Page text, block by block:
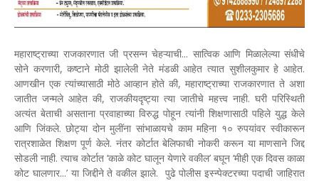
महाराष्ट्राच्या राजकारणात जी प्रसन्न चेहऱ्याची... सात्विक आणि मिळालेल्या संधीचे
सोने करणारी, कष्टाने मोठी झालेली नेते मंडळी आहेत त्यात सुशीलकुमार हे आहेत.
आणखीन एक त्यांच्यासाठी मोठे आव्हान होते की, महाराष्ट्राच्या राजकारणात ते अशा
जातीत जन्मले आहेत की, राजकीयदृष्ट्या त्या जातीचे महत्त्व नाही. घरी परिस्थिती
अत्यंत बेताची असताना प्रवाहाच्या विरुद्ध पोहून त्यांनी शिक्षणासाठी पहिले युद्ध केले
आणि जिंकले. छोट्या दोन मुलींना सांभाळायचे काम महिना १० रुपयांवर स्वीकारून
रात्रशाळेत शिक्षण पूर्ण केले. नंतर कोर्टात बेलिफाची नोकरी करून या माणसाने जिद्द
सोडली नाही. त्याच कोर्टात ‘काळे कोट घालून येणारे वकील’ बघून ‘मीही एक दिवस काळा
कोट घालणार...’ या जिद्दीने ते वकील झाले. पुढे पोलीस इस्न्पेक्टरच्या पदाची जाहिरात